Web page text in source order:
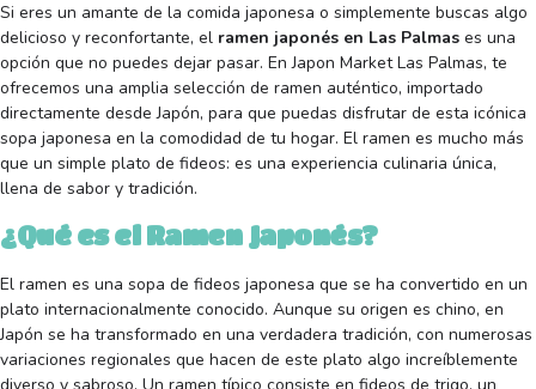
Si eres un amante de la comida japonesa o simplemente buscas algo
delicioso y reconfortante, el ramen japonés en Las Palmas es una
opción que no puedes dejar pasar. En Japon Market Las Palmas, te
ofrecemos una amplia selección de ramen auténtico, importado
directamente desde Japón, para que puedas disfrutar de esta icónica
sopa japonesa en la comodidad de tu hogar. El ramen es mucho más
que un simple plato de fideos: es una experiencia culinaria única,
llena de sabor y tradición.
¿Qué es el Ramen Japonés?
El ramen es una sopa de fideos japonesa que se ha convertido en un
plato internacionalmente conocido. Aunque su origen es chino, en
Japón se ha transformado en una verdadera tradición, con numerosas
variaciones regionales que hacen de este plato algo increíblemente